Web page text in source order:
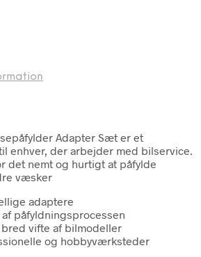
Adapter Sæt er et
enhver, der arbejder med bilservice.
det nemt og hurtigt at påfylde
væsker
adaptere
påfyldningsprocessen
bred vifte af bilmodeller
og hobbyværksteder